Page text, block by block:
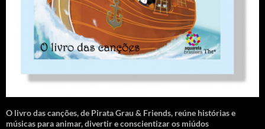
O livro das canções,de Pirata Grau & Friends, reúne histórias e
músicas para animar, divertir e conscientizar os miúdos